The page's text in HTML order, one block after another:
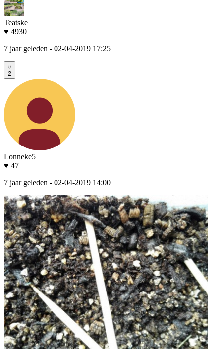
Teatske
♥ 4930
7 jaar geleden - 02-04-2019 17:25
2
Lonneke5
♥ 47
7 jaar geleden - 02-04-2019 14:00